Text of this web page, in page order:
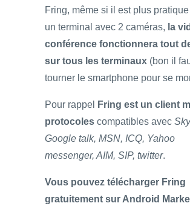
Fring, même si il est plus pratique
un terminal avec 2 caméras, la
conférence fonctionnera tout
sur tous les terminaux (bon il
tourner le smartphone pour se
Pour rappel
Fring est un client
protocoles compatibles avec
Google talk, MSN, ICQ, Yahoo
messenger, AIM, SIP, twitter.
Vous pouvez télécharger Fring
gratuitement sur Android